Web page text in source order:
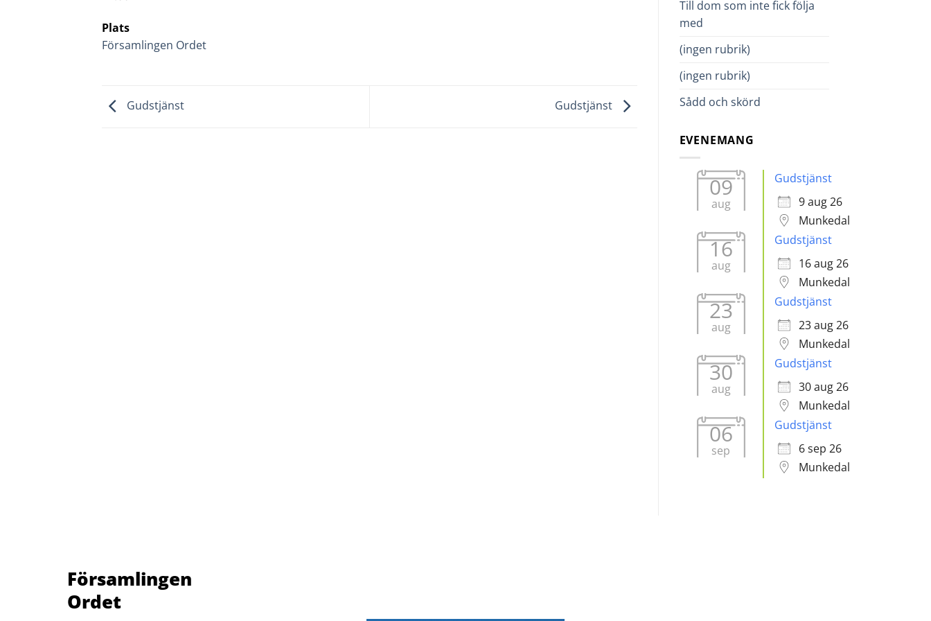
Plats
Församlingen Ordet
Gudstjänst Gudstjänst
Till dom som inte fick följa
med
(ingen rubrik)
(ingen rubrik)
Sådd och skörd
EVENEMANG
09
aug
Gudstjänst
9 aug 26
Munkedal
16
aug
Gudstjänst
16 aug 26
Munkedal
23
aug
Gudstjänst
23 aug 26
Munkedal
30
aug
Gudstjänst
30 aug 26
Munkedal
06
sep
Gudstjänst
6 sep 26
Munkedal
Församlingen
Ordet